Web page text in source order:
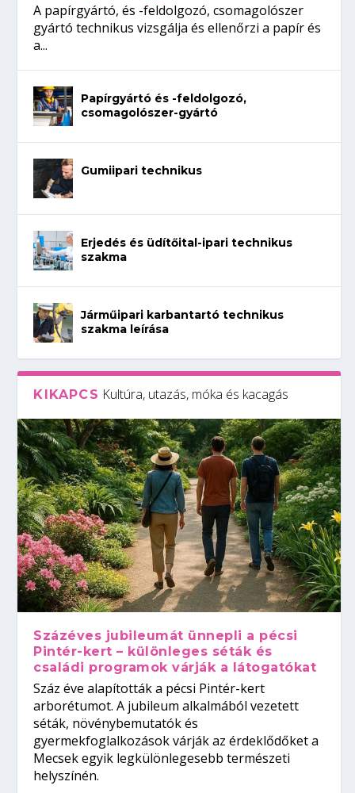
A papírgyártó, és -feldolgozó, csomagolószer
gyártó technikus vizsgálja és ellenőrzi a papír és
a...
Papírgyártó és -feldolgozó,
csomagolószer-gyártó
Gumiipari technikus
Erjedés és üdítőital-ipari technikus
szakma
Járműipari karbantartó technikus
szakma leírása
KIKAPCS Kultúra, utazás, móka és kacagás
Százéves jubileumát ünnepli a pécsi
Pintér-kert – különleges séták és
családi programok várják a látogatókat
Száz éve alapították a pécsi Pintér-kert
arborétumot. A jubileum alkalmából vezetett
séták, növénybemutatók és
gyermekfoglalkozások várják az érdeklődőket a
Mecsek egyik legkülönlegesebb természeti
helyszínén.